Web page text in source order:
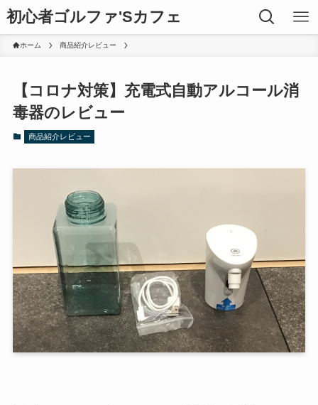
初心者ゴルファ'Sカフェ
ホーム 商品紹介レビュー
【コロナ対策】充電式自動アルコール消
毒器のレビュー
商品紹介レビュー